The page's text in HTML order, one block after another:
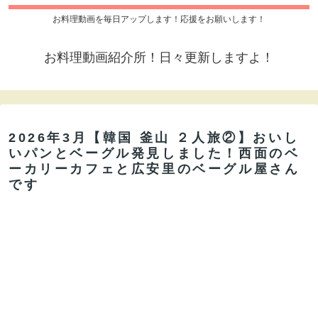
お料理動画を毎日アップします！応援をお願いします！
お料理動画紹介所！日々更新しますよ！
2026年3月【韓国 釜山 ２人旅②】おいし
いパンとベーグル発見しました！西面のベ
ーカリーカフェと広安里のベーグル屋さん
です